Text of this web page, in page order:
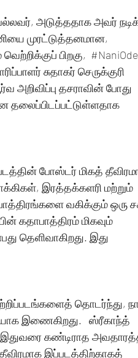
அடுத்ததாக அவர்
முரட்டுத்தனமான,
பிறகு,
சுதாகர் செருக்குரி
தசராவின் போது
தலைப்பிடப்பட்டுள்ளதாக
போஸ்டர் மிகத்
இரத்தக்களரி மற்றும்
வகிக்கும் ஒரு
கதாபாத்திரம் மிகவும்
தெளிவாகிறது. இது
தொடர்ந்து,
இணைகிறது.   ஸ்ரீகாந்த்
கண்டிராத
இப்படத்திற்காகத்